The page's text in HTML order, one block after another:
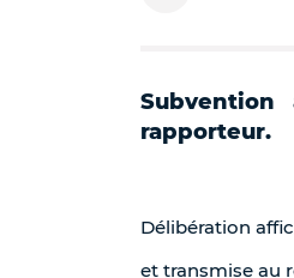
Subvention
rapporteur.
Délibération
et transmise au